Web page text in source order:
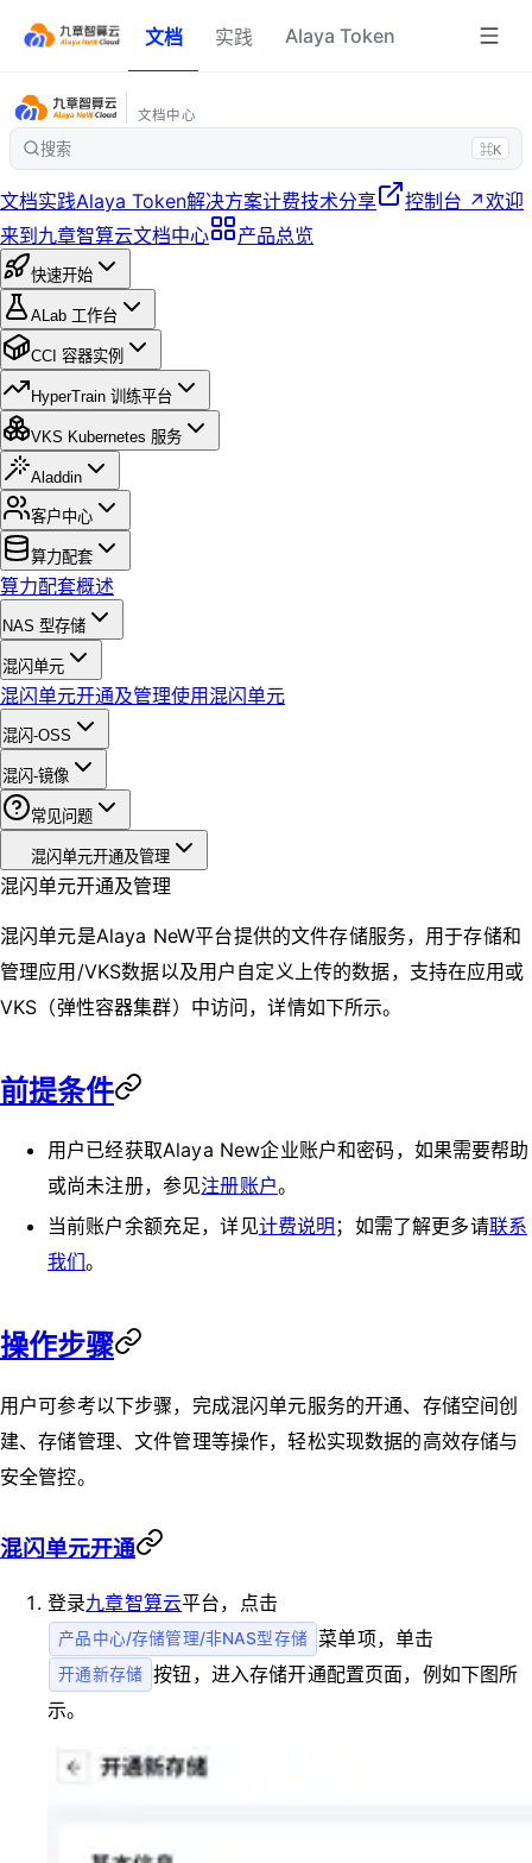
文档 实践 Alaya Token
文档中心
搜索 ⌘K
文档实践Alaya Token解决方案计费技术分享 控制台 ↗欢迎
来到九章智算云文档中心
产品总览
快速开始
ALab 工作台
CCI 容器实例
HyperTrain 训练平台
VKS Kubernetes 服务
Aladdin
客户中心
算力配套
算力配套概述
NAS 型存储
混闪单元
混闪单元开通及管理使用混闪单元
混闪-OSS
混闪-镜像
常见问题
混闪单元开通及管理
混闪单元开通及管理
混闪单元是Alaya NeW平台提供的文件存储服务，用于存储和
管理应用/VKS数据以及用户自定义上传的数据，支持在应用或
VKS（弹性容器集群）中访问，详情如下所示。
前提条件
用户已经获取Alaya New企业账户和密码，如果需要帮助
或尚未注册，参见注册账户。
当前账户余额充足，详见计费说明 ；如需了解更多请联系
我们。
操作步骤
用户可参考以下步骤，完成混闪单元服务的开通、存储空间创
建、存储管理、文件管理等操作，轻松实现数据的高效存储与
安全管控。
混闪单元开通
登录九章智算云平台，点击
产品中心/存储管理/非NAS型存储 菜单项，单击
开通新存储 按钮，进入存储开通配置页面，例如下图所
示。